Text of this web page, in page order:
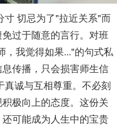
寸 切忌为了"拉近关系"而
过于随意的言行。对班
，我觉得如果..."的句式私
传播，只会损害师生信
诚与互相尊重。不必刻
极向上的态度。这份关
可能成为人生中的宝贵